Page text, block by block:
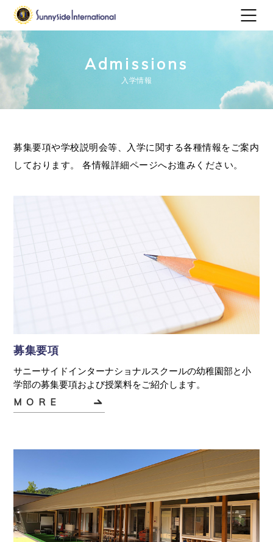
Admissions
入学情報
募集要項や学校説明会等、入学に関する各種情報をご案内
しております。 各情報詳細ページへお進みください。
募集要項
サニーサイドインターナショナルスクールの幼稚園部と小
学部の募集要項および授業料をご紹介します。
MORE